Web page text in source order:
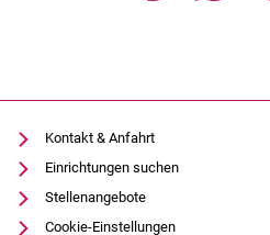
Kontakt & Anfahrt
Einrichtungen suchen
Stellenangebote
Cookie-Einstellungen